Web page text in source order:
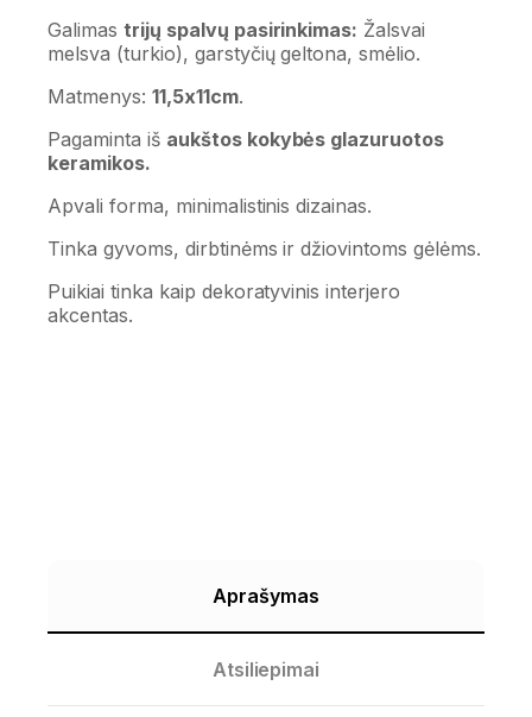
Galimas trijų spalvų pasirinkimas: Žalsvai
melsva (turkio), garstyčių geltona, smėlio.
Matmenys: 11,5x11cm.
Pagaminta iš aukštos kokybės glazuruotos
keramikos.
Apvali forma, minimalistinis dizainas.
Tinka gyvoms, dirbtinėms ir džiovintoms gėlėms.
Puikiai tinka kaip dekoratyvinis interjero
akcentas.
Aprašymas
Atsiliepimai